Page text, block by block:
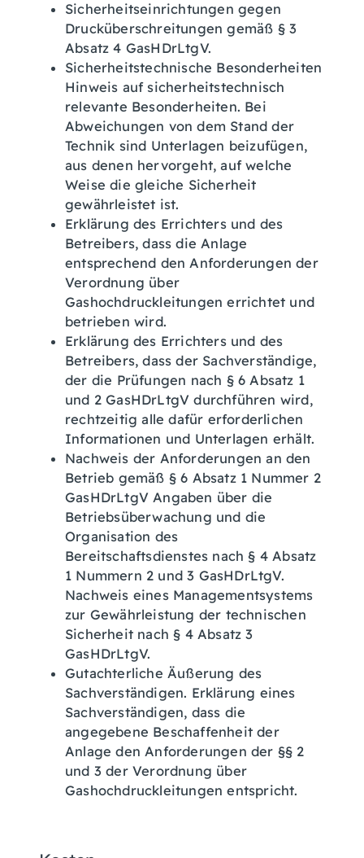
Sicherheitseinrichtungen gegen
Drucküberschreitungen gemäß § 3
Absatz 4 GasHDrLtgV.
Sicherheitstechnische Besonderheiten
Hinweis auf sicherheitstechnisch
relevante Besonderheiten. Bei
Abweichungen von dem Stand der
Technik sind Unterlagen beizufügen,
aus denen hervorgeht, auf welche
Weise die gleiche Sicherheit
gewährleistet ist.
Erklärung des Errichters und des
Betreibers, dass die Anlage
entsprechend den Anforderungen der
Verordnung über
Gashochdruckleitungen errichtet und
betrieben wird.
Erklärung des Errichters und des
Betreibers, dass der Sachverständige,
der die Prüfungen nach § 6 Absatz 1
und 2 GasHDrLtgV durchführen wird,
rechtzeitig alle dafür erforderlichen
Informationen und Unterlagen erhält.
Nachweis der Anforderungen an den
Betrieb gemäß § 6 Absatz 1 Nummer 2
GasHDrLtgV Angaben über die
Betriebsüberwachung und die
Organisation des
Bereitschaftsdienstes nach § 4 Absatz
1 Nummern 2 und 3 GasHDrLtgV.
Nachweis eines Managementsystems
zur Gewährleistung der technischen
Sicherheit nach § 4 Absatz 3
GasHDrLtgV.
Gutachterliche Äußerung des
Sachverständigen. Erklärung eines
Sachverständigen, dass die
angegebene Beschaffenheit der
Anlage den Anforderungen der §§ 2
und 3 der Verordnung über
Gashochdruckleitungen entspricht.